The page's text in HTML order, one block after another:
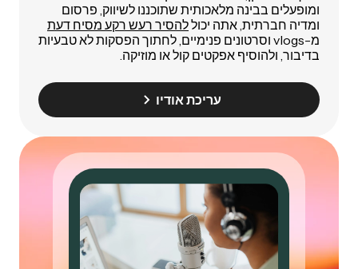
ומופעלים בבינה מלאכותית שתוכננו לשיווק, פרסום
ומדיה חברתית, אתה יכוללהסיר רעש רקע מסיח דעת
מ-vlogs וסרטונים פנימיים, לחתוך הפסקות לא טבעיות
בדיבור, ולהוסיף אפקטים קול או מוזיקה.
עריכת אודיו